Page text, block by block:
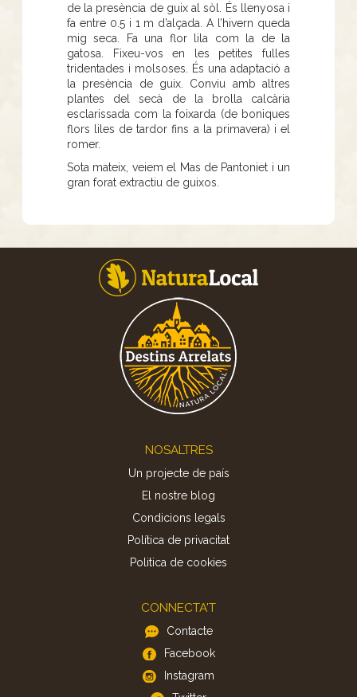
de la presència de guix al sòl. És llenyosa i
fa entre 0.5 i 1 m d’alçada. A l’hivern queda
mig seca. Fa una flor lila com la de la
gatosa. Fixeu-vos en les petites fulles
tridentades i molsoses. És una adaptació a
la presència de guix. Conviu amb altres
plantes del secà de la brolla calcària
esclarissada com la foixarda (de boniques
flors liles de tardor fins a la primavera) i el
romer.
Sota mateix, veiem el Mas de Pantoniet i un
gran forat extractiu de guixos.
NOSALTRES
Un projecte de país
El nostre blog
Condicions legals
Política de privacitat
Politica de cookies
CONNECTA'T
Contacte
Facebook
Instagram